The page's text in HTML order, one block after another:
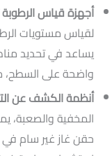
أجهزة قياس
لقياس مستويات
يساعد في تحديد
واضحة على السطح،
أنظمة الكشف عن
المخفية والصعبة،
حقن غاز غير سام في